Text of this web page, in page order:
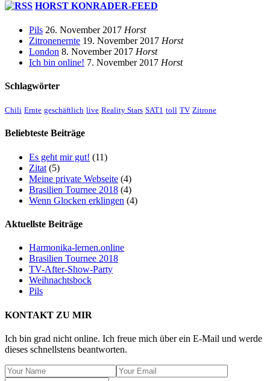
HORST KONRADER-FEED
Pils 26. November 2017 Horst
Zitronenernte 19. November 2017 Horst
London 8. November 2017 Horst
Ich bin online! 7. November 2017 Horst
Schlagwörter
Chili Ernte geschäftlich live Reality Stars SAT1 toll TV Zitrone
Beliebteste Beiträge
Es geht mir gut! (11)
Zitat (5)
Meine private Webseite (4)
Brasilien Tournee 2018 (4)
Wenn Glocken erklingen (4)
Aktuellste Beiträge
Harmonika-lernen.online
Brasilien Tournee 2018
TV-After-Show-Party
Weihnachtsbock
Pils
KONTAKT ZU MIR
Ich bin grad nicht online. Ich freue mich über ein E-Mail und werde
dieses schnellstens beantworten.